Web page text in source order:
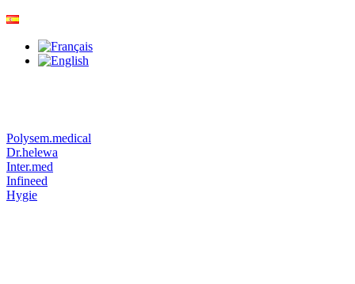
Polysem.medical
Dr.helewa
Inter.med
Infineed
Hygie